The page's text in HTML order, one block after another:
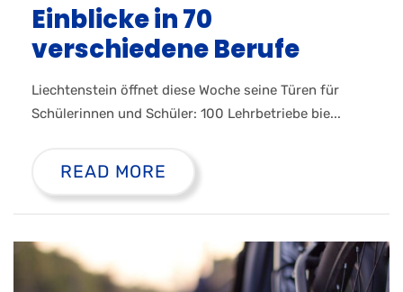
Einblicke in 70
verschiedene Berufe
Liechtenstein öffnet diese Woche seine Türen für
Schülerinnen und Schüler: 100 Lehrbetriebe bie...
READ MORE